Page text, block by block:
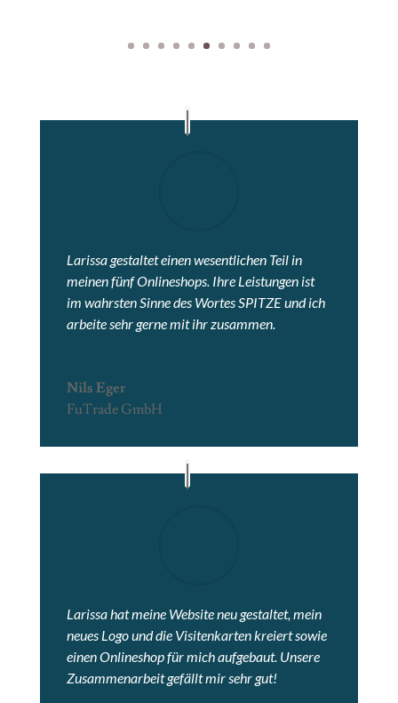
Larissa gestaltet einen wesentlichen Teil in
meinen fünf Onlineshops. Ihre Leistungen ist
im wahrsten Sinne des Wortes SPITZE und ich
arbeite sehr gerne mit ihr zusammen.
Nils Eger
FuTrade GmbH
Larissa hat meine Website neu gestaltet, mein
neues Logo und die Visitenkarten kreiert sowie
einen Onlineshop für mich aufgebaut. Unsere
Zusammenarbeit gefällt mir sehr gut!